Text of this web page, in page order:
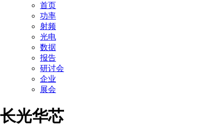
首页
功率
射频
光电
数据
报告
研讨会
企业
展会
长光华芯